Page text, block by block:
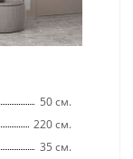
50 см.
220 см.
35 см.